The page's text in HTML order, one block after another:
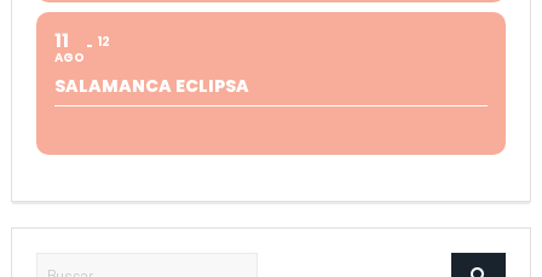
11
AGO
12
SALAMANCA ECLIPSA